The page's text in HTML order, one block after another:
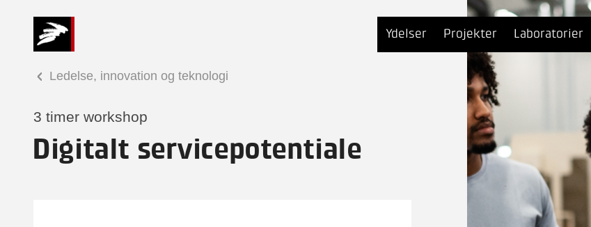
Ydelser Projekter Laboratorier
Ledelse, innovation og teknologi
3 timer workshop
Digitalt servicepotentiale